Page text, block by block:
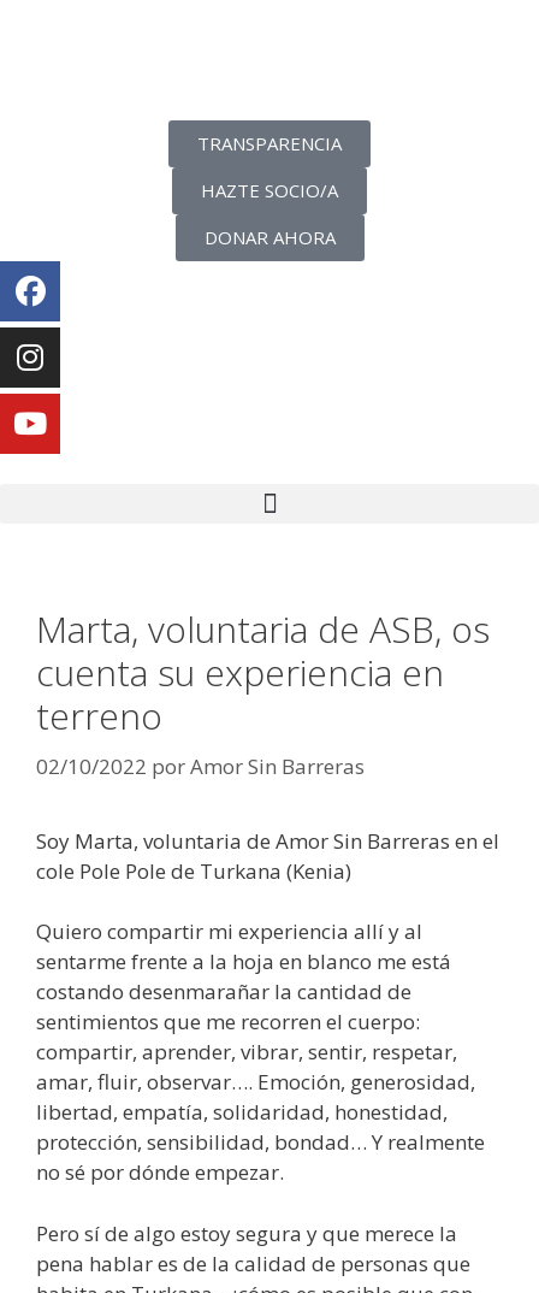
TRANSPARENCIA
HAZTE SOCIO/A
DONAR AHORA
Marta, voluntaria de ASB, os
cuenta su experiencia en
terreno
02/10/2022 porAmor Sin Barreras
Soy Marta, voluntaria de Amor Sin Barreras en el
cole Pole Pole de Turkana (Kenia)
Quiero compartir mi experiencia allí y al
sentarme frente a la hoja en blanco me está
costando desenmarañar la cantidad de
sentimientos que me recorren el cuerpo:
compartir, aprender, vibrar, sentir, respetar,
amar, fluir, observar…. Emoción, generosidad,
libertad, empatía, solidaridad, honestidad,
protección, sensibilidad, bondad… Y realmente
no sé por dónde empezar.
Pero sí de algo estoy segura y que merece la
pena hablar es de la calidad de personas que